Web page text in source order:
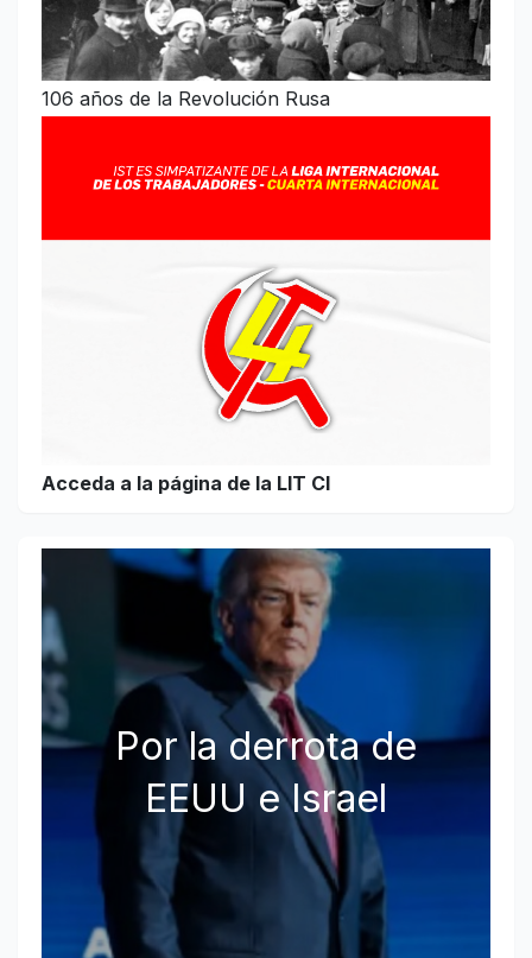
106 años de la Revolución Rusa
Acceda a la página de la LIT CI
Por la derrota de
EEUU e Israel